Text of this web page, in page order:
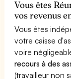
Vous êtes
vos revenus
Vous êtes
votre caisse
voire
recours à des
(travailleur non